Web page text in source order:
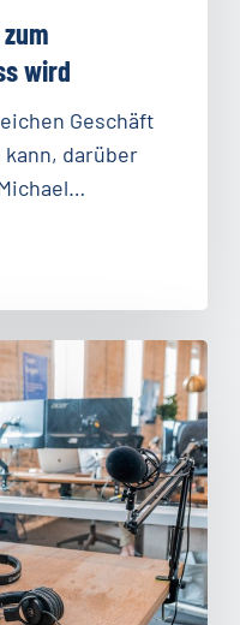
wird
Geschäft
kann, darüber